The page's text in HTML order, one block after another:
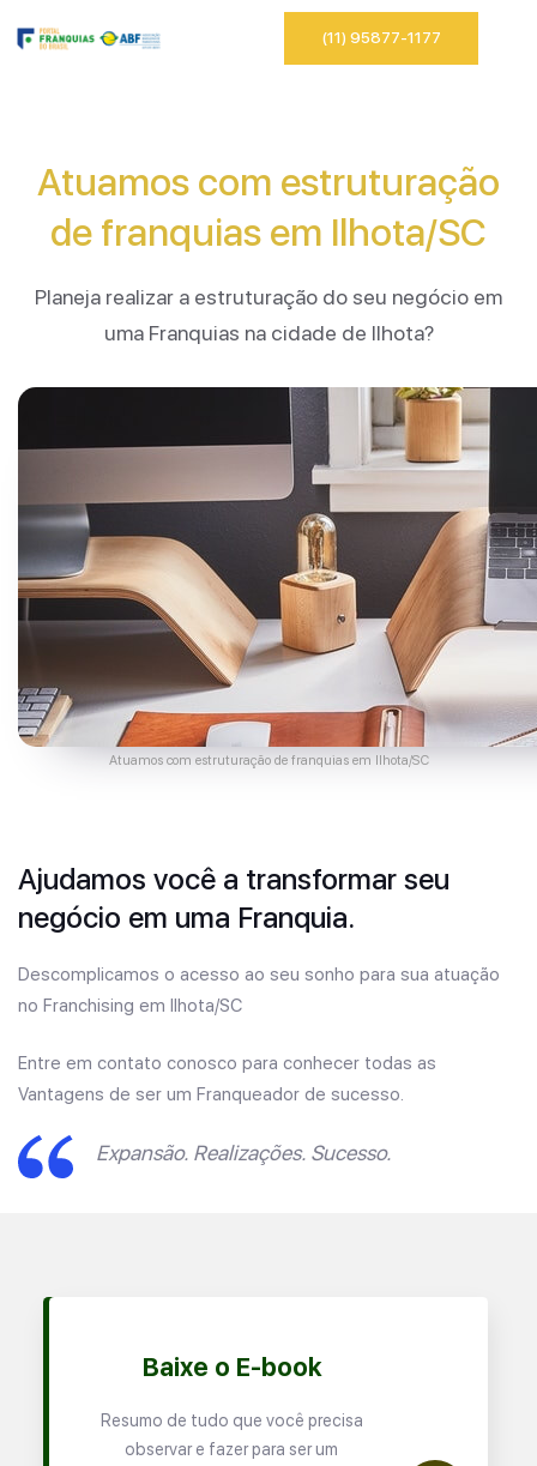
(11) 95877-1177
Atuamos com estruturação
de franquias em Ilhota/SC
Planeja realizar a estruturação do seu negócio em
uma Franquias na cidade de Ilhota?
Atuamos com estruturação de franquias em Ilhota/SC
Ajudamos você a transformar seu
negócio em uma Franquia.
Descomplicamos o acesso ao seu sonho para sua atuação
no Franchising em Ilhota/SC
Entre em contato conosco para conhecer todas as
Vantagens de ser um Franqueador de sucesso.
Expansão. Realizações. Sucesso.
Baixe o E-book
Resumo de tudo que você precisa
observar e fazer para ser um